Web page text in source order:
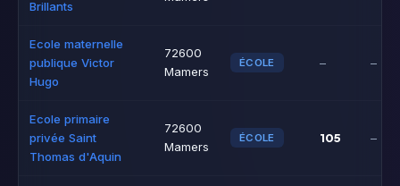
Brillants
Ecole maternelle
publique Victor
Hugo
72600
Mamers
ÉCOLE – –
Ecole primaire
privée Saint
Thomas d'Aquin
72600
Mamers
ÉCOLE 105 –